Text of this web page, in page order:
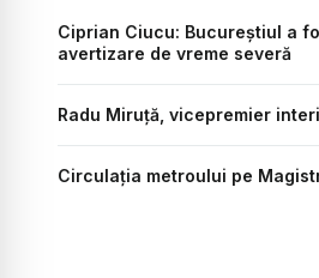
Ciprian Ciucu: Bucureștiul a
avertizare de vreme severă
Radu Miruță, vicepremier
Circulația metroului pe